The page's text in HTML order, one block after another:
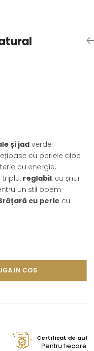
și jad verde
cu perlele albe
cu energie,
reglabil, cu șnur
un stil boem
cu perle cu
IN COS
Certificat de
Pentru fiecare